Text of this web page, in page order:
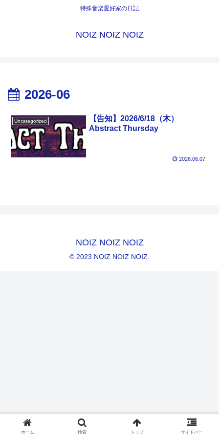
特殊音楽愛好家の日記
NOIZ NOIZ NOIZ
2026-06
Uncategorized
【告知】2026/6/18（木）
Abstract Thursday
2026.06.07
NOIZ NOIZ NOIZ
© 2023 NOIZ NOIZ NOIZ.
ホーム 検索 トップ サイドバー